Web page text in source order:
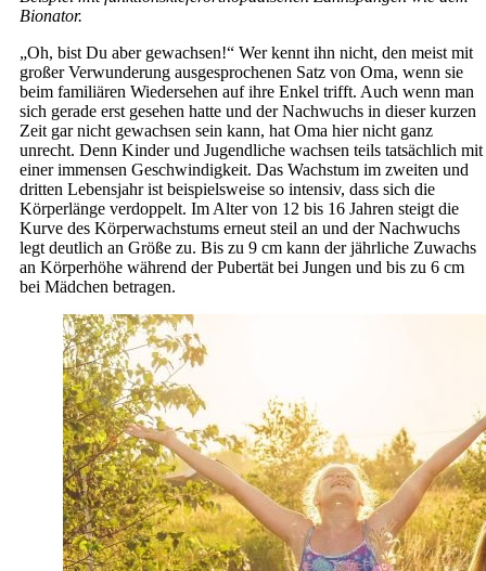
Bionator.
„Oh, bist Du aber gewachsen!“ Wer kennt ihn nicht, den meist mit
großer Verwunderung ausgesprochenen Satz von Oma, wenn sie
beim familiären Wiedersehen auf ihre Enkel trifft. Auch wenn man
sich gerade erst gesehen hatte und der Nachwuchs in dieser kurzen
Zeit gar nicht gewachsen sein kann, hat Oma hier nicht ganz
unrecht. Denn Kinder und Jugendliche wachsen teils tatsächlich mit
einer immensen Geschwindigkeit. Das Wachstum im zweiten und
dritten Lebensjahr ist beispielsweise so intensiv, dass sich die
Körperlänge verdoppelt. Im Alter von 12 bis 16 Jahren steigt die
Kurve des Körperwachstums erneut steil an und der Nachwuchs
legt deutlich an Größe zu. Bis zu 9 cm kann der jährliche Zuwachs
an Körperhöhe während der Pubertät bei Jungen und bis zu 6 cm
bei Mädchen betragen.